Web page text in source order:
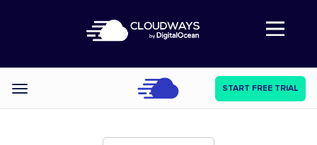
Abre a navegação
Categories START FREE TRIAL